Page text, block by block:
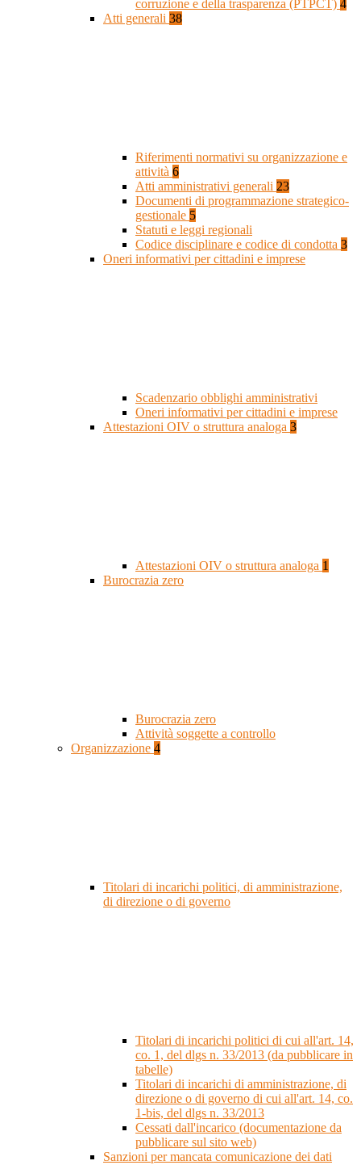
corruzione e della trasparenza (PTPCT) 4
Atti generali 38
Riferimenti normativi su organizzazione e
attività 6
Atti amministrativi generali 23
Documenti di programmazione strategico-
gestionale 5
Statuti e leggi regionali
Codice disciplinare e codice di condotta 3
Oneri informativi per cittadini e imprese
Scadenzario obblighi amministrativi
Oneri informativi per cittadini e imprese
Attestazioni OIV o struttura analoga 3
Attestazioni OIV o struttura analoga 1
Burocrazia zero
Burocrazia zero
Attività soggette a controllo
Organizzazione 4
Titolari di incarichi politici, di amministrazione,
di direzione o di governo
Titolari di incarichi politici di cui all'art. 14,
co. 1, del dlgs n. 33/2013 (da pubblicare in
tabelle)
Titolari di incarichi di amministrazione, di
direzione o di governo di cui all'art. 14, co.
1-bis, del dlgs n. 33/2013
Cessati dall'incarico (documentazione da
pubblicare sul sito web)
Sanzioni per mancata comunicazione dei dati